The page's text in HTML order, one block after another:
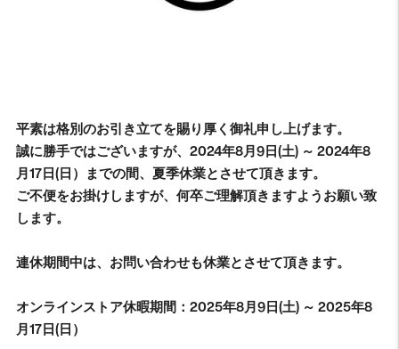
平素は格別のお引き立てを賜り厚く御礼申し上げます。
誠に勝手ではございますが、2024年8月9日(土) ～ 2024年8
月17日(日）までの間、夏季休業とさせて頂きます。
ご不便をお掛けしますが、何卒ご理解頂きますようお願い致
します。
連休期間中は、お問い合わせも休業とさせて頂きます。
オンラインストア休暇期間：2025年8月9日(土) ～ 2025年8
月17日(日）